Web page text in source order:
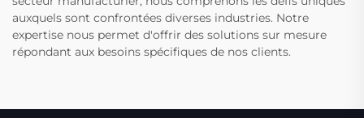
auxquels sont confrontées diverses industries. Notre
expertise nous permet d'offrir des solutions sur mesure
répondant aux besoins spécifiques de nos clients.